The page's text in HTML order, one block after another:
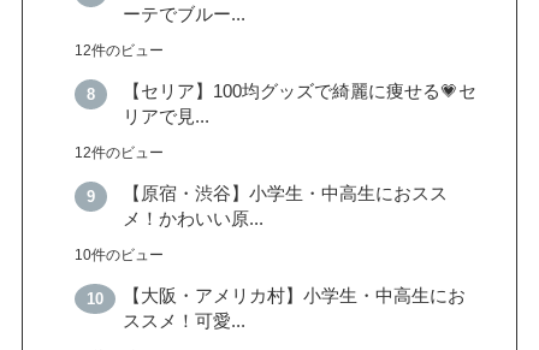
ーテでブルー...
12件のビュー
【セリア】100均グッズで綺麗に痩せる💗セ
リアで見...
12件のビュー
【原宿・渋谷】小学生・中高生におスス
メ！かわいい原...
10件のビュー
【大阪・アメリカ村】小学生・中高生にお
ススメ！可愛...